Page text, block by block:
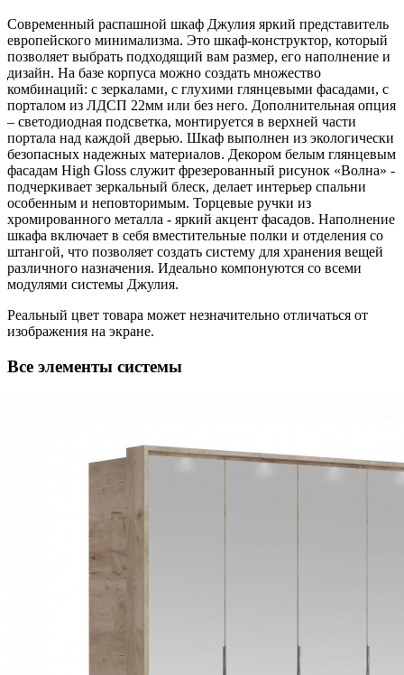
Современный распашной шкаф Джулия яркий представитель
европейского минимализма. Это шкаф-конструктор, который
позволяет выбрать подходящий вам размер, его наполнение и
дизайн. На базе корпуса можно создать множество
комбинаций: с зеркалами, с глухими глянцевыми фасадами, с
порталом из ЛДСП 22мм или без него. Дополнительная опция
– светодиодная подсветка, монтируется в верхней части
портала над каждой дверью. Шкаф выполнен из экологически
безопасных надежных материалов. Декором белым глянцевым
фасадам High Gloss служит фрезерованный рисунок «Волна» -
подчеркивает зеркальный блеск, делает интерьер спальни
особенным и неповторимым. Торцевые ручки из
хромированного металла - яркий акцент фасадов. Наполнение
шкафа включает в себя вместительные полки и отделения со
штангой, что позволяет создать систему для хранения вещей
различного назначения. Идеально компонуются со всеми
модулями системы Джулия.
Реальный цвет товара может незначительно отличаться от
изображения на экране.
Все элементы системы